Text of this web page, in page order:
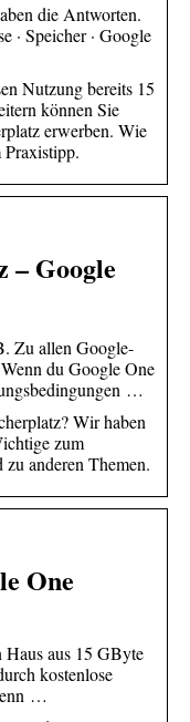
die Antworten.
· Speicher · Google
Nutzung bereits 15
können Sie
erwerben. Wie
– Google
Zu allen Google-
du Google One
…
Wir haben
zum
anderen Themen.
One
aus 15 GByte
kostenlose
…